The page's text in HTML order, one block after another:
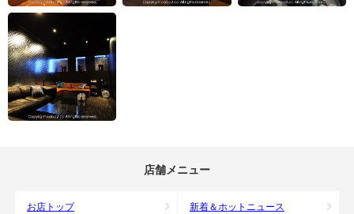
店舗メニュー
お店トップ 新着＆ホットニュース